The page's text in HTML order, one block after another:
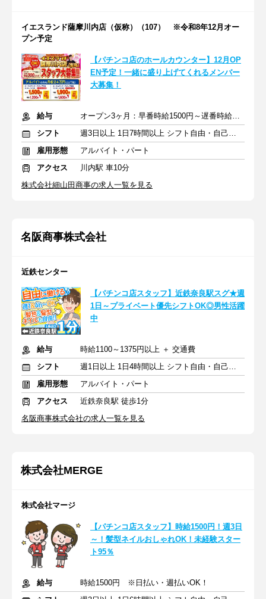
イエスランド薩摩川内店（仮称）（107） ※令和8年12月オー
プン予定
【パチンコ店のホールカウンター】12月OP
EN予定！一緒に盛り上げてくれるメンバー
大募集！
給与
オープン3ヶ月：早番時給1500円～遅番時給1900円 ＋土日祝100円
シフト
週3日以上 1日7時間以上 シフト自由・自己申告
雇用形態
アルバイト・パート
アクセス
川内駅 車10分
株式会社細山田商事の求人一覧を見る
名阪商事株式会社
近鉄センター
【パチンコ店スタッフ】近鉄奈良駅スグ★週
1日～プライベート優先シフトOK◎男性活躍
中
給与
時給1100～1375円以上 ＋ 交通費
シフト
週1日以上 1日4時間以上 シフト自由・自己申告
雇用形態
アルバイト・パート
アクセス
近鉄奈良駅 徒歩1分
名阪商事株式会社の求人一覧を見る
株式会社MERGE
株式会社マージ
【パチンコ店スタッフ】時給1500円！週3日
～！髪型ネイルおしゃれOK！未経験スター
ト95％
給与
時給1500円 ※日払い・週払いOK！